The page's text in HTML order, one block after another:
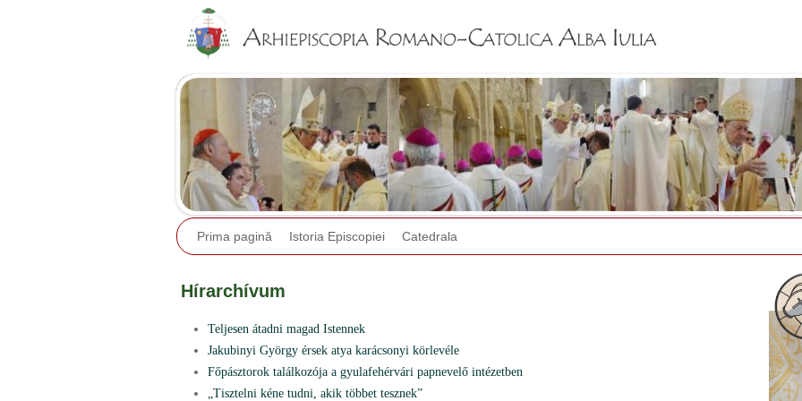
Prima pagină Istoria Episcopiei Catedrala
Hírarchívum
Teljesen átadni magad Istennek
Jakubinyi György érsek atya karácsonyi körlevéle
Főpásztorok találkozója a gyulafehérvári papnevelő intézetben
„Tisztelni kéne tudni, akik többet tesznek”